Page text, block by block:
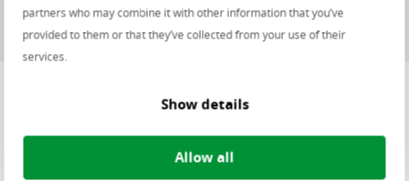
partners who may combine it with other information that you’ve
provided to them or that they’ve collected from your use of their
services.
Show details
Allow all
Gemeente Veldhoven
Gemeente Veldhoven over
factuurherkenning